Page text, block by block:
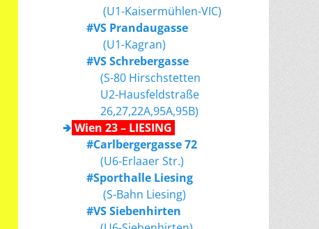
(U1-Kaisermühlen-VIC)
#VS Prandaugasse
(U1-Kagran)
#VS Schrebergasse
(S-80 Hirschstetten
U2-Hausfeldstraße
26,27,22A,95A,95B)
🢂 Wien 23 – LIESING
#Carlbergergasse 72
(U6-Erlaaer Str.)
#Sporthalle Liesing
(S-Bahn Liesing)
#VS Siebenhirten